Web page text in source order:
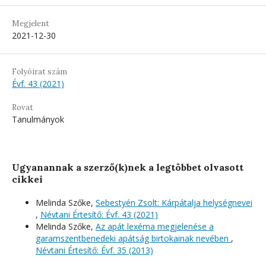
Megjelent
2021-12-30
Folyóirat szám
Évf. 43 (2021)
Rovat
Tanulmányok
Ugyanannak a szerző(k)nek a legtöbbet olvasott
cikkei
Melinda Szőke, Sebestyén Zsolt: Kárpátalja helységnevei
, Névtani Értesítő: Évf. 43 (2021)
Melinda Szőke, Az apát lexéma megjelenése a
garamszentbenedeki apátság birtokainak nevében ,
Névtani Értesítő: Évf. 35 (2013)